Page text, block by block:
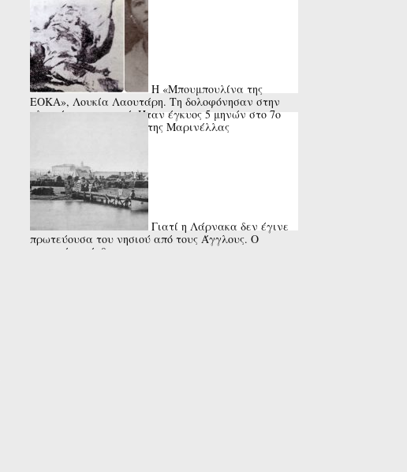
Η «Μπουμπουλίνα της
ΕΟΚΑ», Λουκία Λαουτάρη. Τη δολοφόνησαν στην
πλατεία του χωριού. Ήταν έγκυος 5 μηνών στο 7ο
παιδί της. Το τραγούδι της Μαρινέλλας
Γιατί η Λάρνακα δεν έγινε
πρωτεύουσα του νησιού από τους Άγγλους. Ο
«μοιραίος» άνθρωπος